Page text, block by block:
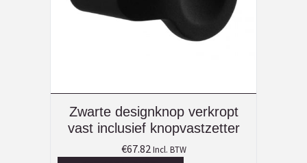
Zwarte designknop verkropt
vast inclusief knopvastzetter
€67.82 Incl. BTW